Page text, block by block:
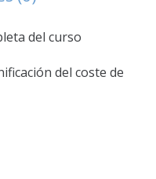
del curso
del coste de